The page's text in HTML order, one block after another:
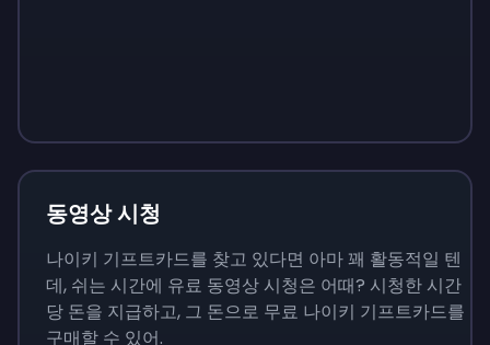
동영상 시청
나이키 기프트카드를 찾고 있다면 아마 꽤 활동적일 텐
데, 쉬는 시간에 유료 동영상 시청은 어때? 시청한 시간
당 돈을 지급하고, 그 돈으로 무료 나이키 기프트카드를
구매할 수 있어.